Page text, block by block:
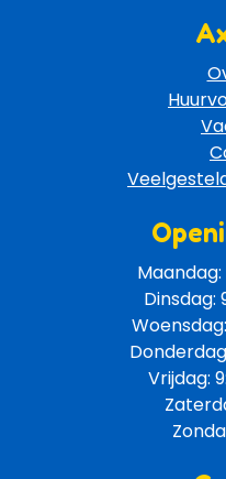
Maandag:
Dinsdag:
Vrijdag: